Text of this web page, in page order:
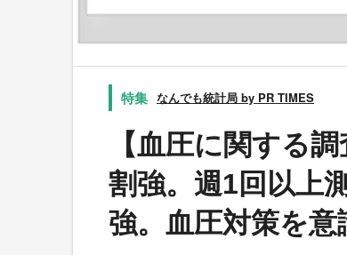
なんでも統計局 by PR TIMES
【血圧に関する
割強。週1回以上
強。血圧対策を